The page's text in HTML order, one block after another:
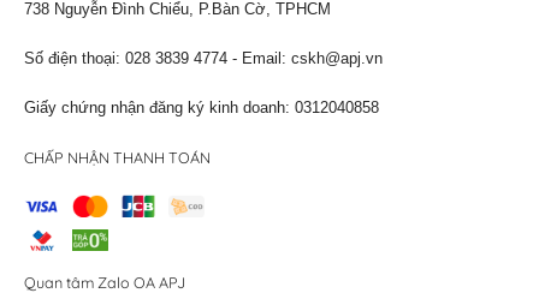
738 Nguyễn Đình Chiểu, P.Bàn Cờ, TPHCM
Số điện thoại: 028 3839 4774 - Email: cskh@apj.vn
Giấy chứng nhận đăng ký kinh doanh: 0312040858
CHẤP NHẬN THANH TOÁN
Quan tâm Zalo OA APJ